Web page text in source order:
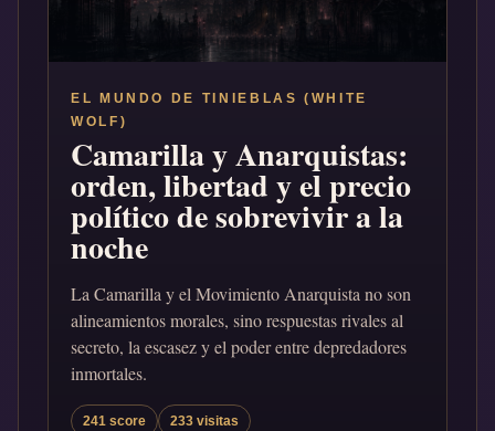
EL MUNDO DE TINIEBLAS (WHITE
WOLF)
Camarilla y Anarquistas:
orden, libertad y el precio
político de sobrevivir a la
noche
La Camarilla y el Movimiento Anarquista no son
alineamientos morales, sino respuestas rivales al
secreto, la escasez y el poder entre depredadores
inmortales.
241 score 233 visitas